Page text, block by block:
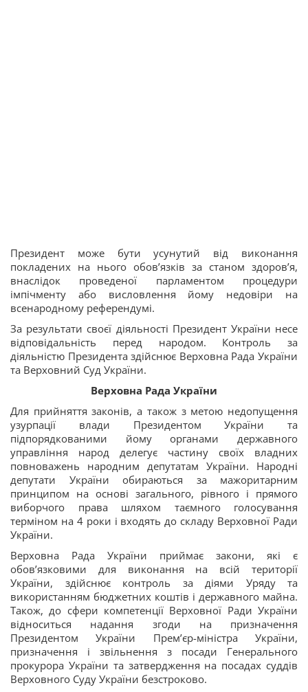
Президент може бути усунутий від виконання
покладених на нього обов’язків за станом здоров’я,
внаслідок проведеної парламентом процедури
імпічменту або висловлення йому недовіри на
всенародному референдумі.
За результати своєї діяльності Президент України несе
відповідальність перед народом. Контроль за
діяльністю Президента здійснює Верховна Рада України
та Верховний Суд України.
Верховна Рада України
Для прийняття законів, а також з метою недопущення
узурпації влади Президентом України та
підпорядкованими йому органами державного
управління народ делегує частину своїх владних
повноважень народним депутатам України. Народні
депутати України обираються за мажоритарним
принципом на основі загального, рівного і прямого
виборчого права шляхом таємного голосування
терміном на 4 роки і входять до складу Верховної Ради
України.
Верховна Рада України приймає закони, які є
обов’язковими для виконання на всій території
України, здійснює контроль за діями Уряду та
використанням бюджетних коштів і державного майна.
Також, до сфери компетенції Верховної Ради України
відноситься надання згоди на призначення
Президентом України Прем’єр-міністра України,
призначення і звільнення з посади Генерального
прокурора України та затвердження на посадах суддів
Верховного Суду України безстроково.